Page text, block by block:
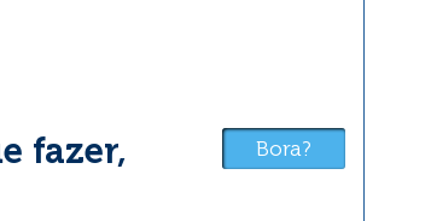
fazer,
Bora?